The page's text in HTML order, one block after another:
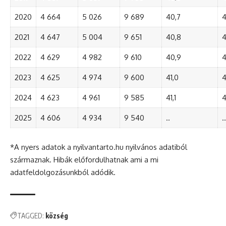
2020 4 664 5 026 9 689 40,7
2021 4 647 5 004 9 651 40,8
2022 4 629 4 982 9 610 40,9
2023 4 625 4 974 9 600 41,0
2024 4 623 4 961 9 585 41,1
2025 4 606 4 934 9 540 .. ..
*A nyers adatok a nyilvantarto.hu nyilvános adatiból
származnak. Hibák előfordulhatnak ami a mi
adatfeldolgozásunkból adódik.
TAGGED: község